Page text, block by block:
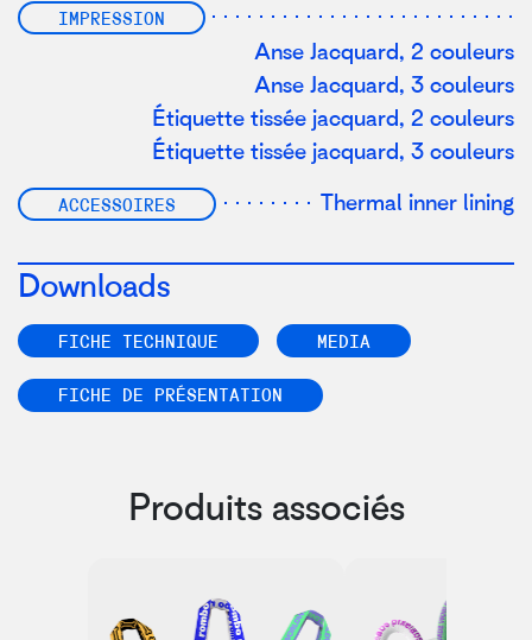
IMPRESSION
Anse Jacquard, 2 couleurs
Anse Jacquard, 3 couleurs
Étiquette tissée jacquard, 2 couleurs
Étiquette tissée jacquard, 3 couleurs
ACCESSOIRES Thermal inner lining
Downloads
FICHE TECHNIQUE MEDIA
FICHE DE PRÉSENTATION
Produits associés